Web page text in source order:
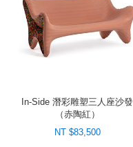
In-Side 潛彩雕塑三人座沙發
（赤陶紅）
NT $83,500